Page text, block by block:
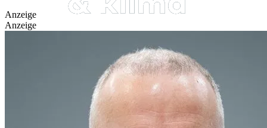
Anzeige
Anzeige